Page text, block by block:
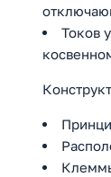
Токов